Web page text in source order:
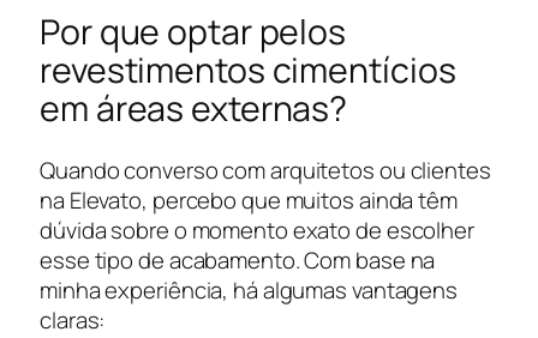
Por que optar pelos
revestimentos cimentícios
em áreas externas?
Quando converso com arquitetos ou clientes
na Elevato, percebo que muitos ainda têm
dúvida sobre o momento exato de escolher
esse tipo de acabamento. Com base na
minha experiência, há algumas vantagens
claras: